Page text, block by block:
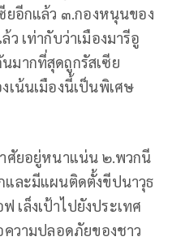
ยอีกแล้ว ๓.กองหนุนของ
ว เท่ากับว่าเมืองมารีอู
มากที่สุดถูกรัสเซีย
เน้นเมืองนี้เป็นพิเศษ
ศัยอยู่หนาแน่น ๒.พวกนี
และมีแผนติดตั้งขีปนาวุธ
เล็งเป้าไปยังประเทศ
ความปลอดภัยของชาว